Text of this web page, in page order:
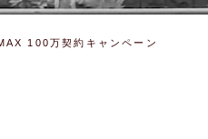
100万契約キャンペーン